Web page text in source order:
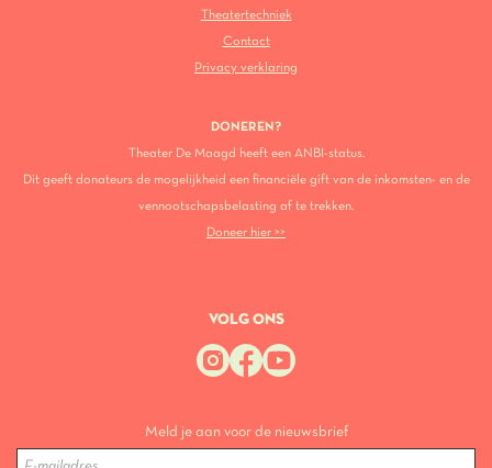
Theatertechniek
Contact
Privacy verklaring
DONEREN?
Theater De Maagd heeft een ANBI-status.
Dit geeft donateurs de mogelijkheid een financiële gift van de inkomsten- en de
vennootschapsbelasting af te trekken.
Doneer hier >>
VOLG ONS
Meld je aan voor de nieuwsbrief